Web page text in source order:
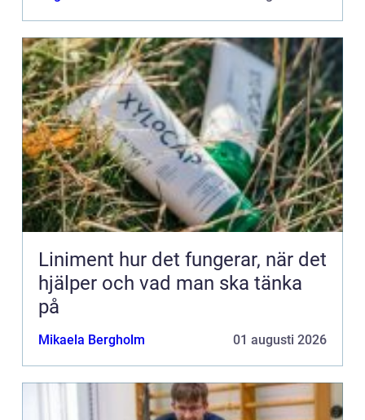
Liniment hur det fungerar, när det
hjälper och vad man ska tänka
på
Mikaela Bergholm 01 augusti 2026